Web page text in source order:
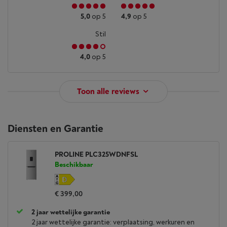
5,0 op 5 4,9 op 5
Stil
4,0 op 5
Toon alle reviews
Diensten en Garantie
PROLINE PLC325WDNFSL
Beschikbaar
€ 399,00
2 jaar wettelijke garantie
2 jaar wettelijke garantie: verplaatsing, werkuren en